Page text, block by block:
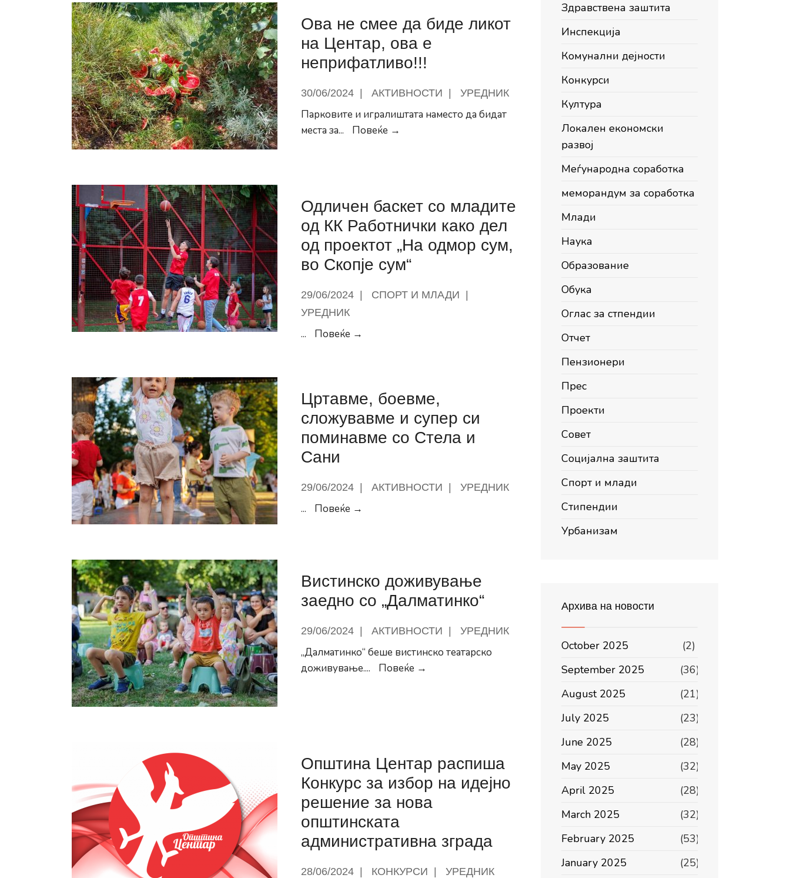
во
Парк
Капиштец
на
нашите
најмили
Ова не смее да биде ликот
на Центар, ова е
неприфатливо!!!
30/06/2024 АКТИВНОСТИ УРЕДНИК
Парковите и игралиштата наместо да бидат
места за... Повеќе →
ликот
на
Центар,
ова
е
неприфатливо!!!
Одличен баскет со младите
од КК Работнички како дел
од проектот „На одмор сум,
во Скопје сум“
29/06/2024 СПОРТ И МЛАДИ
УРЕДНИК
... Повеќе →
од
КК
како
проектот
сум“
Цртавме, боевме,
сложувавме и супер си
поминавме со Стела и
Сани
29/06/2024 АКТИВНОСТИ УРЕДНИК
... Повеќе →
си
поминавме
Стела
и
Сани
Вистинско доживување
заедно со „Далматинко“
29/06/2024 АКТИВНОСТИ УРЕДНИК
„Далматинко“ беше вистинско театарско
доживување.... Повеќе →
Општина Центар распиша
Конкурс за избор на идејно
решение за нова
општинската
административна зграда
28/06/2024 КОНКУРСИ УРЕДНИК
Здравствена заштита
Инспекција
Комунални дејности
Конкурси
Култура
Локален економски
развој
Меѓународна соработка
меморандум за соработка
Млади
Наука
Образование
Обука
Оглас за стпендии
Отчет
Пензионери
Прес
Проекти
Совет
Социјална заштита
Спорт и млади
Стипендии
Урбанизам
Архива на новости
October 2025
(2)
September 2025
(36)
August 2025
(21)
July 2025
(23)
June 2025
(28)
May 2025
(32)
April 2025
(28)
March 2025
(32)
February 2025
(53)
January 2025
(25)